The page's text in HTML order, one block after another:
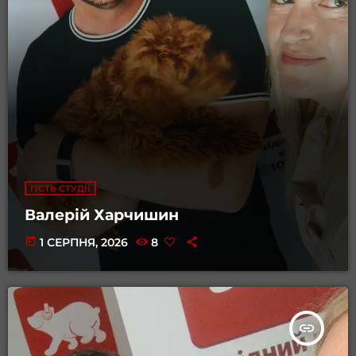
ГІСТЬ СТУДІЇ
Валерій Харчишин
today 1 СЕРПНЯ, 2026 8
insert_link